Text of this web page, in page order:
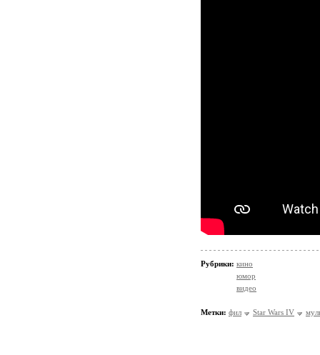
Рубрики: кино
юмор
видео
Метки: фил Star Wars IV